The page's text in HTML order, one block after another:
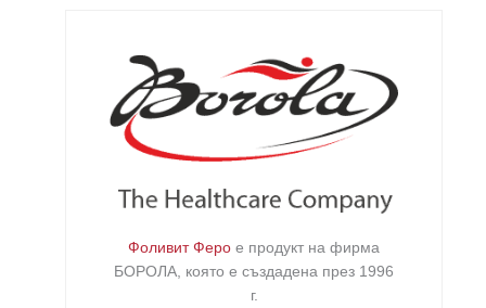
Фоливит Феро е продукт на фирма
БОРОЛА , която е създадена през 1996
г.